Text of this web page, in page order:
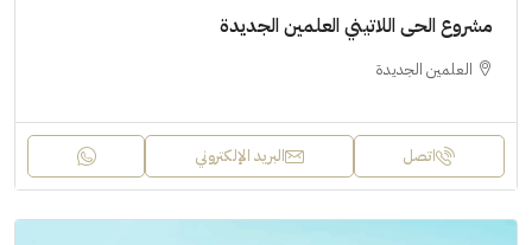
مشروع الحى اللاتيني العلمين الجديدة
العلمين الجديدة
اتصل البريد الإلكتروني